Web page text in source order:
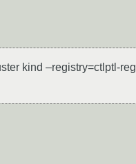
kind –registry=ctlptl-